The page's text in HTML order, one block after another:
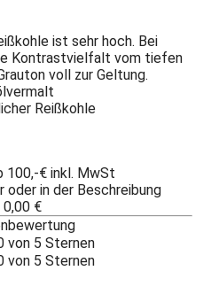
ist sehr hoch. Bei
Kontrastvielfalt vom tiefen
voll zur Geltung.
100,-€ inkl. MwSt
in der Beschreibung
0,00 €